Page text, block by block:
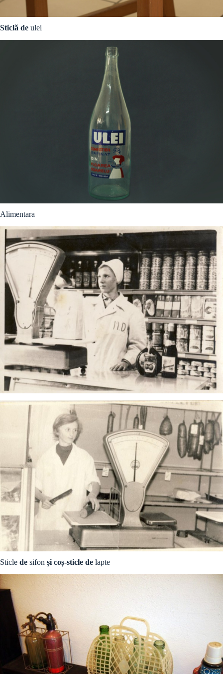
Sticlă de ulei
Alimentara
Sticle de sifon și coș-sticle de lapte